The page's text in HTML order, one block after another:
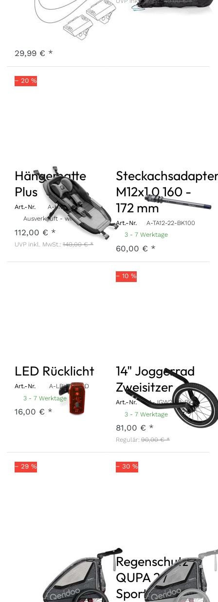
/ Sportrex
PBNS-1-19
29,99 € *
− 20 %
Hängematte
Plus
Art.-Nr.
A-HMPL-22-GR
Ausverkauft - wird nachgeliefert, sobald wieder auf Lager.
112,00 € *
UVP inkl. MwSt.: 140,00 € *
M12x1,0 160 -
172 mm
Art.-Nr.
A-TA12-22-BK100
3 - 7 Werktage
60,00 € *
LED Rücklicht
Art.-Nr.
A-LBLT-22-RD
3 - 7 Werktage
16,00 € *
− 10 %
14" Joggerrad
Zweisitzer
Art.-Nr.
A-JGW2-22-BK
3 - 7 Werktage
81,00 € *
Regulär: 90,00 € *
− 29 %
Regenschutz
QUPA 1 /
Sportrex 1
− 30 %
Regenschutz
QUPA 2 /
Sportrex 2